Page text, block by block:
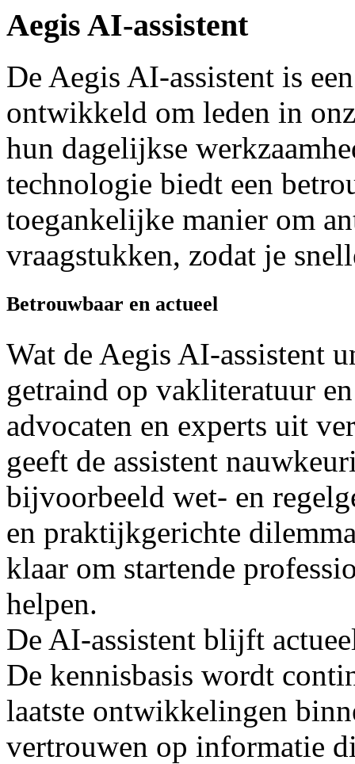
Aegis AI-assistent
De Aegis AI-assistent is
ontwikkeld om leden in
hun dagelijkse
technologie biedt een
toegankelijke manier om
vraagstukken, zodat je
Betrouwbaar en actueel
Wat de Aegis AI-assistent
getraind op vakliteratuur
advocaten en experts uit
geeft de assistent
bijvoorbeeld wet- en
en praktijkgerichte
klaar om startende
helpen.
De AI-assistent blijft
De kennisbasis wordt
laatste ontwikkelingen
vertrouwen op informatie